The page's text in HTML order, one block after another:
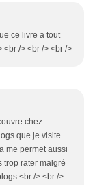
ce livre a tout
<br /> <br /> <br />
chez
que je visite
me permet aussi
trop rater malgré
/> <br />